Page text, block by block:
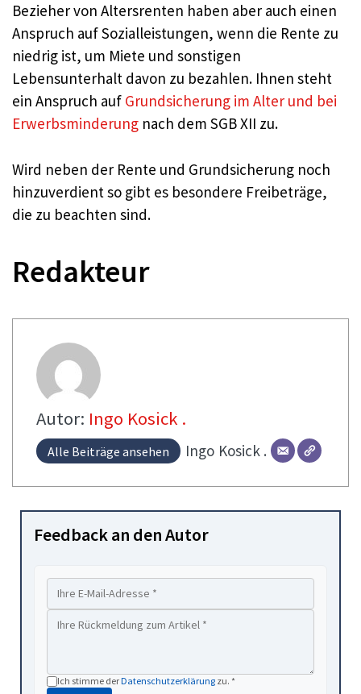
Bezieher von Altersrenten haben aber auch einen
Anspruch auf Sozialleistungen, wenn die Rente zu
niedrig ist, um Miete und sonstigen
Lebensunterhalt davon zu bezahlen. Ihnen steht
ein Anspruch auf Grundsicherung im Alter und bei
Erwerbsminderung nach dem SGB XII zu.
Wird neben der Rente und Grundsicherung noch
hinzuverdient so gibt es besondere Freibeträge,
die zu beachten sind.
Redakteur
Autor: Ingo Kosick .
Alle Beiträge ansehen Ingo Kosick .
Feedback an den Autor
Ich stimme derDatenschutzerklärung zu. *